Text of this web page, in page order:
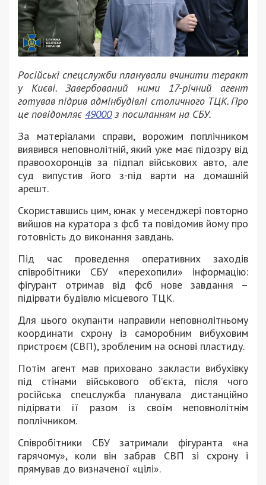
Російські спецслужби планували вчинити теракт
у Києві. Завербований ними 17-річний агент
готував підрив адмінбудівлі столичного ТЦК. Про
це повідомляє 49000з посиланням на СБУ.
За матеріалами справи, ворожим поплічником
виявився неповнолітній, який уже має підозру від
правоохоронців за підпал військових авто, але
суд випустив його з-під варти на домашній
арешт.
Скориставшись цим, юнак у месенджері повторно
вийшов на куратора з фсб та повідомив йому про
готовність до виконання завдань.
Під час проведення оперативних заходів
співробітники СБУ «перехопили» інформацію:
фігурант отримав від фсб нове завдання –
підірвати будівлю місцевого ТЦК.
Для цього окупанти направили неповнолітньому
координати схрону із саморобним вибуховим
пристроєм (СВП), зробленим на основі пластиду.
Потім агент мав приховано закласти вибухівку
під стінами військового об’єкта, після чого
російська спецслужба планувала дистанційно
підірвати її разом із своїм неповнолітнім
поплічником.
Співробітники СБУ затримали фігуранта «на
гарячому», коли він забрав СВП зі схрону і
прямував до визначеної «цілі».